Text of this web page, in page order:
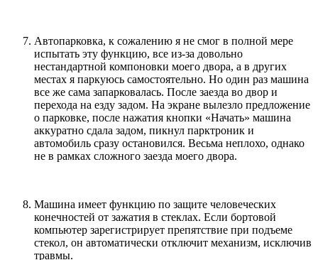
Автопарковка, к сожалению я не смог в полной мере
испытать эту функцию, все из-за довольно
нестандартной компоновки моего двора, а в других
местах я паркуюсь самостоятельно. Но один раз машина
все же сама запарковалась. После заезда во двор и
перехода на езду задом. На экране вылезло предложение
о парковке, после нажатия кнопки «Начать» машина
аккуратно сдала задом, пикнул парктроник и
автомобиль сразу остановился. Весьма неплохо, однако
не в рамках сложного заезда моего двора.
Машина имеет функцию по защите человеческих
конечностей от зажатия в стеклах. Если бортовой
компьютер зарегистрирует препятствие при подъеме
стекол, он автоматически отключит механизм, исключив
травмы.